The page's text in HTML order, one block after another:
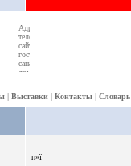
| Выставки | Контакты | Словарь
п»ї